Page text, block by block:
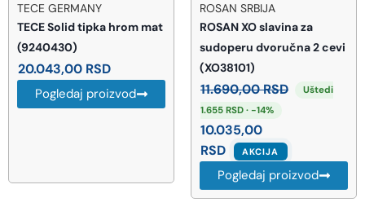
ROSAN SRBIJA
ROSAN XO slavina za
sudoperu dvoručna 2 cevi
(XO38101)
11.690,00RSD
Uštedi
1.655 RSD · -14%
TEOREMA
Teorema XS slavina za
lavabo visoka (8X37011)
20.716,00
Pogledaj proizvod